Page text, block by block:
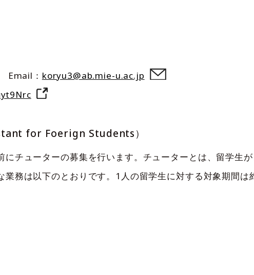
Email： koryu3@ab.mie-u.ac.jp
for Foerign Students）
チューターの募集を行います。チューターとは、留学生
務は以下のとおりです。1人の留学生に対する対象期間は